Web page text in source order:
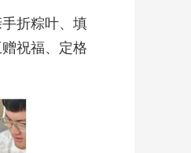
折粽叶、填
祝福、定格